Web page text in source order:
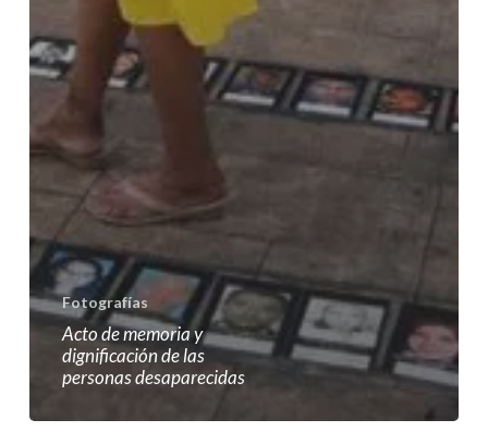
Fotografías
Acto de memoria y
dignificación de las
personas desaparecidas